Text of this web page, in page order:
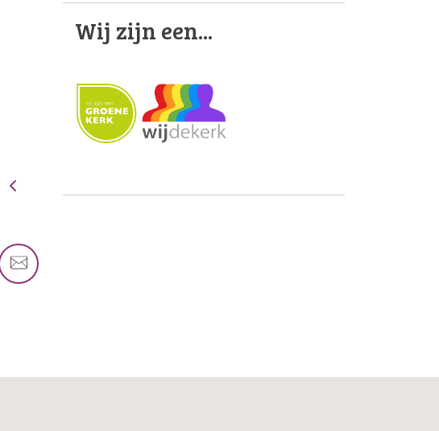
Wij zijn een...